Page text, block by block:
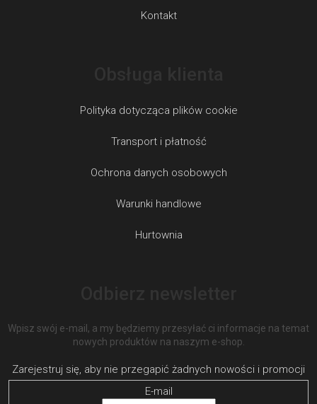
Kontakt
Polityka dotycząca plików cookie
Transport i płatność
Ochrona danych osobowych
Warunki handlowe
Hurtownia
Wpisz swój e-mail, a my będziemy przesyłać ci informacje na temat
nowych produktów na naszym e-shop.
E-mail